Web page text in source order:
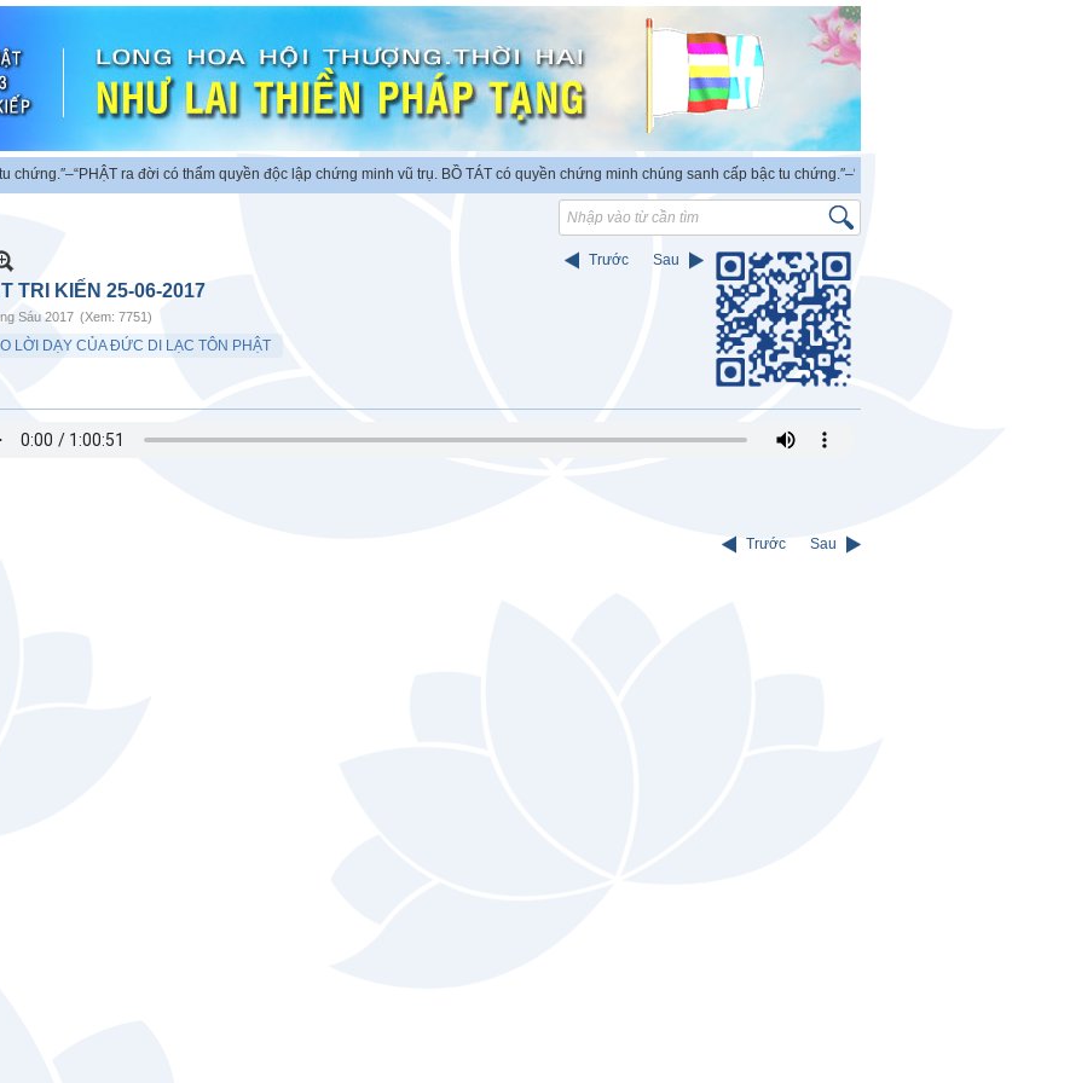
–“PHẬT ra đời có thẩm quyền độc lập chứng minh vũ trụ. BỒ TÁT có quyền chứng minh chúng sanh cấp bậc tu chứng.″–“PHẬT ra đời có thẩm quyền độc
Trước Sau
TRI KIẾN 25-06-2017
Sáu 2017 (Xem: 7751)
LỜI DẠY CỦA ĐỨC DI LẠC TÔN PHẬT
Trước Sau